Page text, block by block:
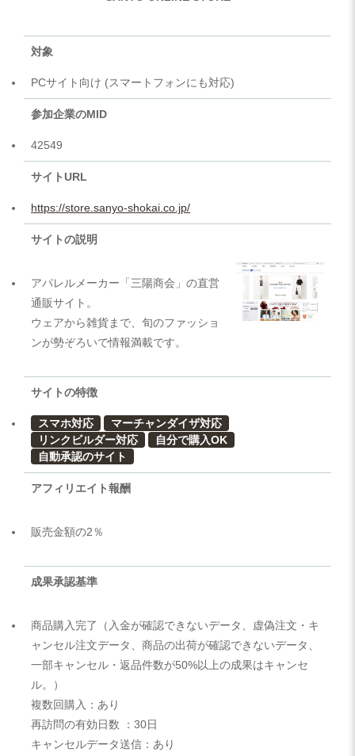
対象
PCサイト向け (スマートフォンにも対応)
参加企業のMID
42549
サイトURL
https://store.sanyo-shokai.co.jp/
サイトの説明
アパレルメーカー「三陽商会」の直営
通販サイト。
ウェアから雑貨まで、旬のファッショ
ンが勢ぞろいで情報満載です。
サイトの特徴
スマホ対応
マーチャンダイザ対応
リンクビルダー対応
自分で購入OK
自動承認のサイト
アフィリエイト報酬
販売金額の2％
成果承認基準
商品購入完了（入金が確認できないデータ、虚偽注文・キ
ャンセル注文データ、商品の出荷が確認できないデータ、
一部キャンセル・返品件数が50%以上の成果はキャンセ
ル。）
複数回購入：あり
再訪問の有効日数 ：30日
キャンセルデータ送信：あり